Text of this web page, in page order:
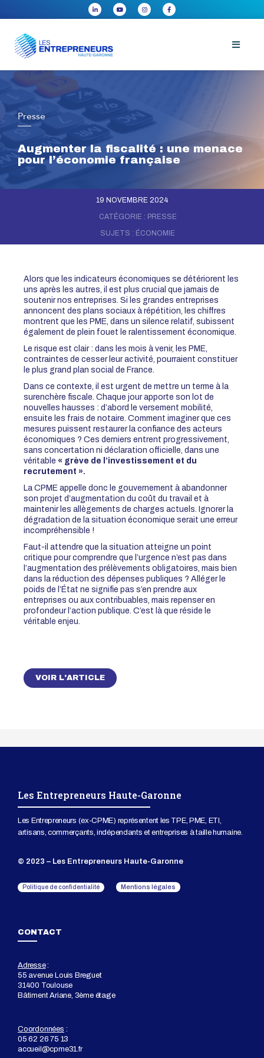
Presse
Augmenter la fiscalité : une menace
pour l’économie française
19 NOVEMBRE 2024
CATÉGORIE : PRESSE
SUJETS : ÉCONOMIE
Alors que les indicateurs économiques se détériorent les
uns après les autres, il est plus crucial que jamais de
soutenir nos entreprises. Si les grandes entreprises
annoncent des plans sociaux à répétition, les chiffres
montrent que les PME, dans un silence relatif, subissent
également de plein fouet le ralentissement économique.
Le risque est clair : dans les mois à venir, les PME,
contraintes de cesser leur activité, pourraient constituer
le plus grand plan social de France.
Dans ce contexte, il est urgent de mettre un terme à la
surenchère fiscale. Chaque jour apporte son lot de
nouvelles hausses : d’abord le versement mobilité,
ensuite les frais de notaire. Comment imaginer que ces
mesures puissent restaurer la confiance des acteurs
économiques ? Ces derniers entrent progressivement,
sans concertation ni déclaration officielle, dans une
véritable « grève de l’investissement et du
recrutement ».
La CPME appelle donc le gouvernement à abandonner
son projet d’augmentation du coût du travail et à
maintenir les allègements de charges actuels. Ignorer la
dégradation de la situation économique serait une erreur
incompréhensible !
Faut-il attendre que la situation atteigne un point
critique pour comprendre que l’urgence n’est pas dans
l’augmentation des prélèvements obligatoires, mais bien
dans la réduction des dépenses publiques ? Alléger le
poids de l’État ne signifie pas s’en prendre aux
entreprises ou aux contribuables, mais repenser en
profondeur l’action publique. C’est là que réside le
véritable enjeu.
VOIR L'ARTICLE
Les Entrepreneurs Haute-Garonne
Les Entrepreneurs (ex-CPME) représentent les TPE, PME, ETI,
artisans, commerçants, indépendants et entreprises à taille humaine.
© 2023 – Les Entrepreneurs Haute-Garonne
Politique de confidentialité Mentions légales
CONTACT
Adresse:
55 avenue Louis Breguet
31400 Toulouse
Bâtiment Ariane, 3ème étage
Coordonnées :
05 62 26 75 13
accueil@cpme31.fr